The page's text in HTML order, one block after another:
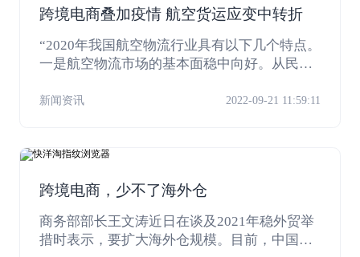
跨境电商叠加疫情 航空货运应变中转折
“2020年我国航空物流行业具有以下几个特点。
一是航空物流市场的基本面稳中向好。从民航
转量降幅逐渐收窄。二是以跨境电商为代表的
济’消费，线上购物渗透率不断提高，进一步带
和支持政策的持续加码，为航空物流提供了稳
定的市场预期。”在2020中国航空物流产业年会
暨2021中国需求增长与全球运力配置论坛上，
中国物流与采购联合会副会长兼秘书长崔忠付
新闻资讯 2022-09-21 11:59:11
跨境电商，少不了海外仓
商务部部长王文涛近日在谈及2021年稳外贸举
措时表示，要扩大海外仓规模。目前，中国海